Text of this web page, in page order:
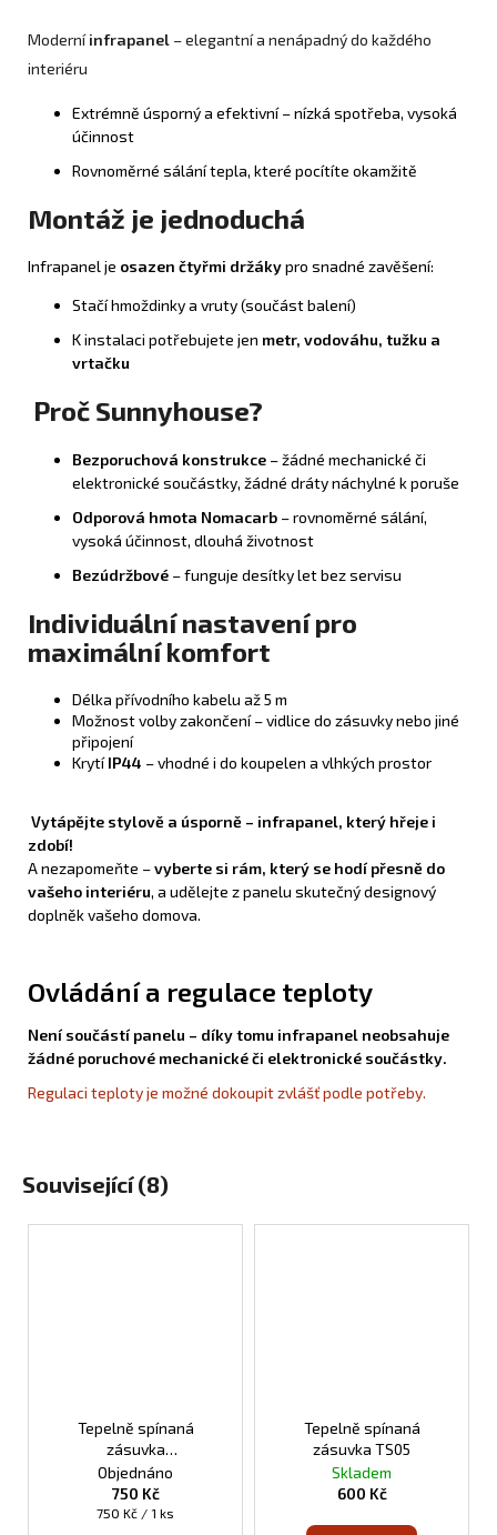
Moderníinfrapanel – elegantní a nenápadný do každého
interiéru
Extrémně úsporný a efektivní – nízká spotřeba, vysoká
účinnost
Rovnoměrné sálání tepla, které pocítíte okamžitě
Montáž je jednoduchá
Infrapanel je osazen čtyřmi držákypro snadné zavěšení:
Stačí hmoždinky a vruty (součást balení)
K instalaci potřebujete jen metr, vodováhu, tužku a
vrtačku
Proč Sunnyhouse?
Bezporuchová konstrukce – žádné mechanické či
elektronické součástky, žádné dráty náchylné k poruše
Odporová hmota Nomacarb – rovnoměrné sálání,
vysoká účinnost, dlouhá životnost
Bezúdržbové – funguje desítky let bez servisu
Individuální nastavení pro
maximální komfort
Délka přívodního kabelu až 5 m
Možnost volby zakončení – vidlice do zásuvky nebo jiné
připojení
KrytíIP44 – vhodné i do koupelen a vlhkých prostor
Vytápějte stylově a úsporně – infrapanel, který hřeje i
zdobí!
A nezapomeňte –vyberte si rám, který se hodí přesně do
vašeho interiéru, a udělejte z panelu skutečný designový
doplněk vašeho domova.
Ovládání a regulace teploty
Není součástí panelu – díky tomu infrapanel neobsahuje
žádné poruchové mechanické či elektronické součástky.
Regulaci teploty je možné dokoupit zvlášť podle potřeby.
Související (8)
Tepelně spínaná
zásuvka
programovatelná TS10
Objednáno
750 Kč
Měrná
750 Kč / 1 ks
Tepelně spínaná
zásuvka TS05
Skladem
600 Kč